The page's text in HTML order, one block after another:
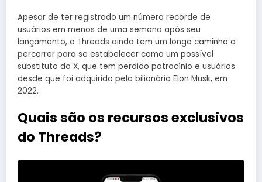
Apesar de ter registrado um número recorde de
usuários em menos de uma semana após seu
lançamento, o Threads ainda tem um longo caminho a
percorrer para se estabelecer como um possível
substituto do X, que tem perdido patrocínio e usuários
desde que foi adquirido pelo bilionário Elon Musk, em
2022.
Quais são os recursos exclusivos
do Threads?